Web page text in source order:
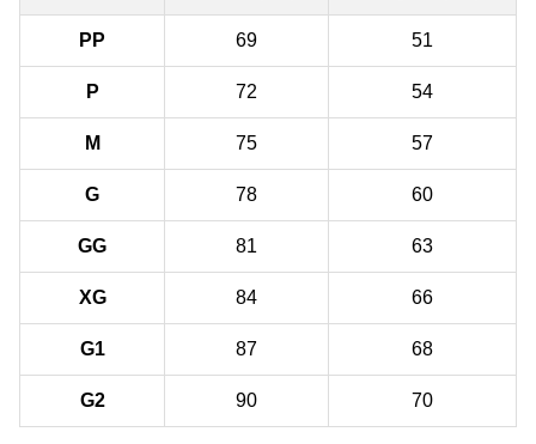
PP 69 51
P 72 54
M 75 57
G 78 60
GG 81 63
XG 84 66
G1 87 68
G2 90 70